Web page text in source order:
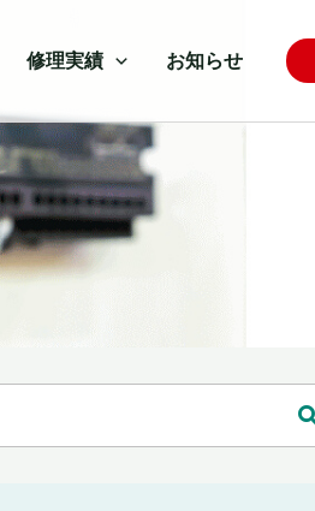
修理実績 お知らせ